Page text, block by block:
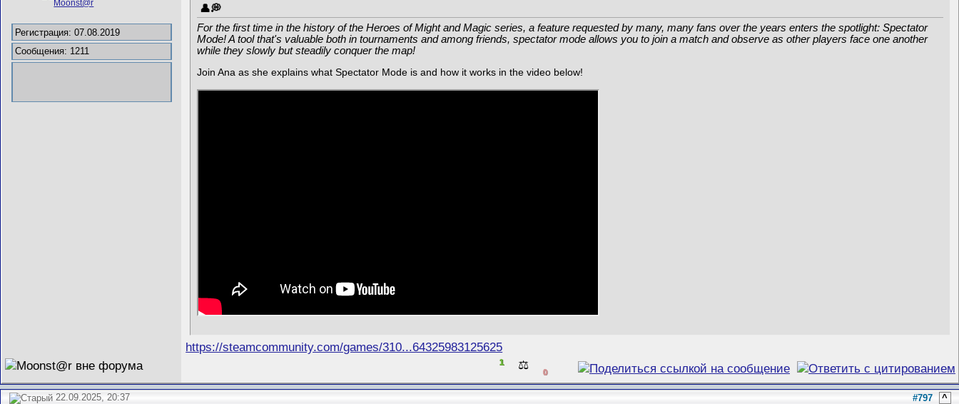
Регистрация: 07.08.2019
Сообщения: 1211
For the first time in the history of the Heroes of Might and Magic series, a feature requested by many, many fans over the years enters the spotlight: Spectator
Mode! A tool that's valuable both in tournaments and among friends, spectator mode allows you to join a match and observe as other players face one another
while they slowly but steadily conquer the map!
Join Ana as she explains what Spectator Mode is and how it works in the video below!
https://steamcommunity.com/games/310...64325983125625
1 ⚖️ 0
22.09.2025, 20:37 #797 ^